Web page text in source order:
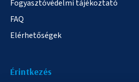
Fogyasztóvédelmi tájékoztató
FAQ
Elérhetőségek
Érintkezés